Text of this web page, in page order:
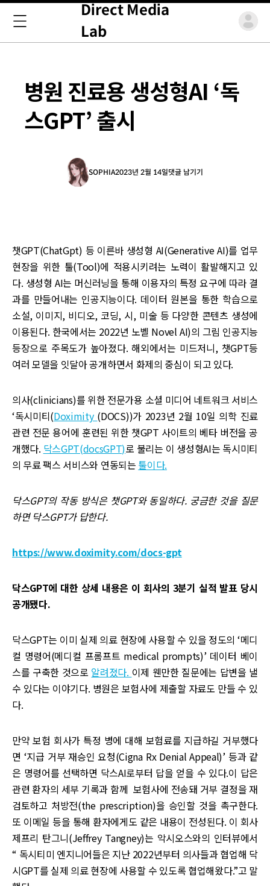
Direct Media
Lab
병원 진료용 생성형AI ‘독
스GPT’ 출시
SOPHIA2023년 2월 14일댓글 남기기
챗GPT(ChatGpt) 등 이른바 생성형 AI(Generative AI)를 업무
현장을 위한 툴(Tool)에 적용시키려는 노력이 활발해지고 있
다. 생성형 AI는 머신러닝을 통해 이용자의 특정 요구에 따라 결
과를 만들어내는 인공지능이다. 데이터 원본을 통한 학습으로
소설, 이미지, 비디오, 코딩, 시, 미술 등 다양한 콘텐츠 생성에
이용된다. 한국에서는 2022년 노벨 Novel AI)의 그림 인공지능
등장으로 주목도가 높아졌다. 해외에서는 미드저니, 챗GPT등
여러 모델을 잇달아 공개하면서 화제의 중심이 되고 있다.
의사(clinicians)를 위한 전문가용 소셜 미디어 네트워크 서비스
‘독시미티(Doximity (DOCS))가 2023년 2월 10일 의학 진료
관련 전문 용어에 훈련된 위한 챗GPT 사이트의 베타 버전을 공
개했다. 닥스GPT(docsGPT)로 불리는 이 생성형AI는 독시미티
의 무료 팩스 서비스와 연동되는 툴이다.
닥스GPT의 작동 방식은 챗GPT와 동일하다. 궁금한 것을 질문
하면 닥스GPT가 답한다.
https://www.doximity.com/docs-gpt
닥스GPT에 대한 상세 내용은 이 회사의 3분기 실적 발표 당시
공개됐다.
닥스GPT는 이미 실제 의료 현장에 사용할 수 있을 정도의 ‘메디
컬 명령어(메디컬 프롬프트 medical prompts)’ 데이터 베이
스를 구축한 것으로 알려졌다. 이제 웬만한 질문에는 답변을 낼
수 있다는 이야기다. 병원은 보험사에 제출할 자료도 만들 수 있
다.
만약 보험 회사가 특정 병에 대해 보험료를 지급하길 거부했다
면 ‘지급 거부 재승인 요청(Cigna Rx Denial Appeal)’ 등과 같
은 명령어를 선택하면 닥스AI로부터 답을 얻을 수 있다.이 답은
관련 환자의 세부 기록과 함께 보험사에 전송돼 거부 결정을 재
검토하고 처방전(the prescription)을 승인할 것을 촉구한다.
또 이메일 등을 통해 환자에게도 같은 내용이 전성된다. 이 회사
제프리 탄그니(Jeffrey Tangney)는 악시오스와의 인터뷰에서
“ 독시티미 엔지니어들은 지난 2022년부터 의사들과 협업해 닥
시GPT를 실제 의료 현장에 사용할 수 있도록 협업해왔다.”고 말